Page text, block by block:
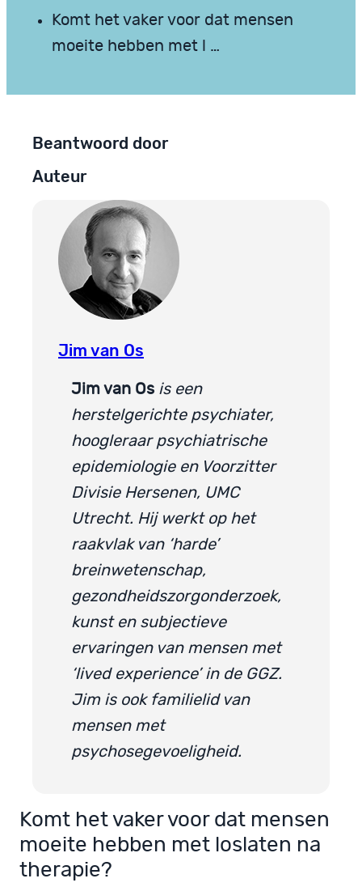
Komt het vaker voor dat mensen
moeite hebben met l …
Beantwoord door
Auteur
Jim van Os
Jim van Os is een
herstelgerichte psychiater,
hoogleraar psychiatrische
epidemiologie en Voorzitter
Divisie Hersenen, UMC
Utrecht. Hij werkt op het
raakvlak van ‘harde’
breinwetenschap,
gezondheidszorgonderzoek,
kunst en subjectieve
ervaringen van mensen met
‘lived experience’ in de GGZ.
Jim is ook familielid van
mensen met
psychosegevoeligheid.
Komt het vaker voor dat mensen
moeite hebben met loslaten na
therapie?